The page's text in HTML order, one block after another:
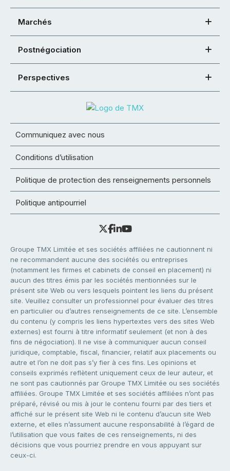
Marchés
Postnégociation
Perspectives
Communiquez avec nous
Conditions d’utilisation
Politique de protection des renseignements personnels
Politique antipourriel
Groupe TMX Limitée et ses sociétés affiliées ne cautionnent ni
ne recommandent aucune des sociétés ou entreprises
(notamment les firmes et cabinets de conseil en placement) ni
aucun des titres émis par les sociétés mentionnées sur le
présent site Web ou vers lesquels pointent les liens du présent
site. Veuillez consulter un professionnel pour évaluer des titres
en particulier ou d’autres renseignements de ce site. L’ensemble
du contenu (y compris les liens hypertextes vers des sites Web
externes) est fourni à titre informatif seulement (et non à des
fins de négociation). Il ne vise à communiquer aucun conseil
juridique, comptable, fiscal, financier, relatif aux placements ou
autre et l’on ne doit pas s’y fier à ces fins. Les opinions et
conseils exprimés reflètent uniquement ceux de leur auteur, et
ne sont pas cautionnés par Groupe TMX Limitée ou ses sociétés
affiliées. Groupe TMX Limitée et ses sociétés affiliées n’ont pas
préparé, révisé ou mis à jour le contenu fourni par des tiers et
affiché sur le présent site Web ni le contenu d’aucun site Web
externe, et elles n’assument aucune responsabilité à l’égard de
l’utilisation que vous faites de ces renseignements, ni des
décisions que vous pourriez prendre en vous appuyant sur
ceux-ci.